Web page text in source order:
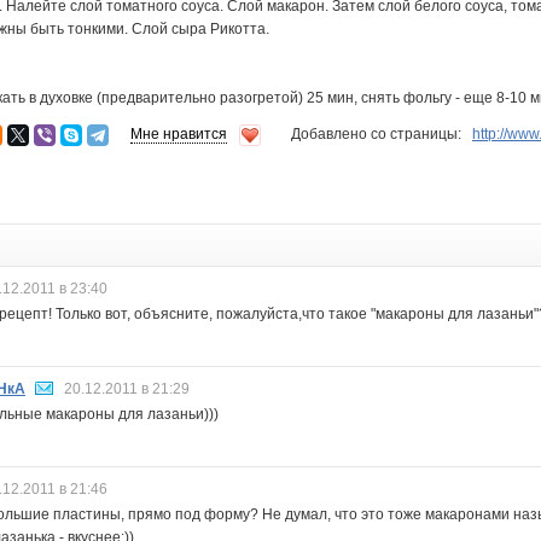
слой томатного соуса. Слой макарон. Затем слой белого соуса,
быть тонкими. Слой сыра Рикотта.
в духовке (предварительно разогретой) 25 мин, снять фольгу - еще 8-10
Мне нравится Добавлено со страницы: http://
в 23:40
Только вот, объясните, пожалуйста,что такое "макароны для
20.12.2011 в 21:29
макароны для лазаньи)))
в 21:46
пластины, прямо под форму? Не думал, что это тоже макаронами
- вкуснее:))